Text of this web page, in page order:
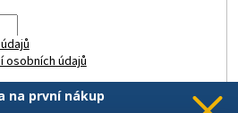
osobních údajů
na první nákup